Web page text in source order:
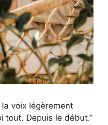
la voix légèrement
tout. Depuis le début.”